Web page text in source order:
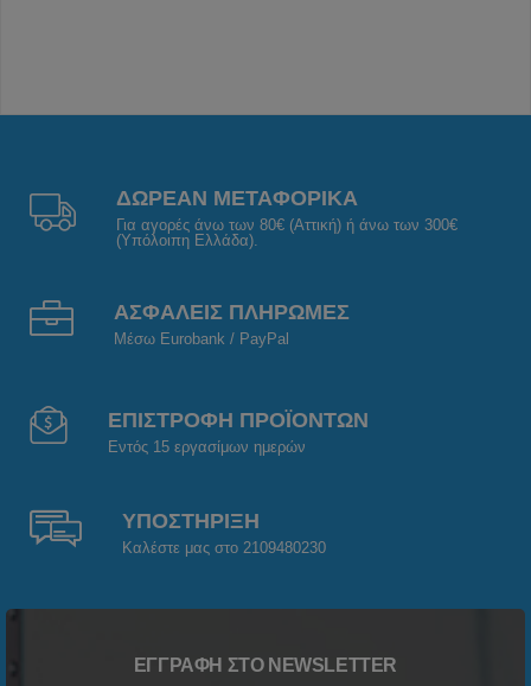
ΔΩΡΕΑΝ ΜΕΤΑΦΟΡΙΚΑ
Για αγορές άνω των 80€ (Αττική) ή άνω των 300€
(Υπόλοιπη Ελλάδα).
ΑΣΦΑΛΕΙΣ ΠΛΗΡΩΜΕΣ
Μέσω Eurobank / PayPal
ΕΠΙΣΤΡΟΦΗ ΠΡΟΪΟΝΤΩΝ
Εντός 15 εργασίμων ημερών
ΥΠΟΣΤΗΡΙΞΗ
Καλέστε μας στο 2109480230
ΕΓΓΡΑΦΉ ΣΤΟ NEWSLETTER